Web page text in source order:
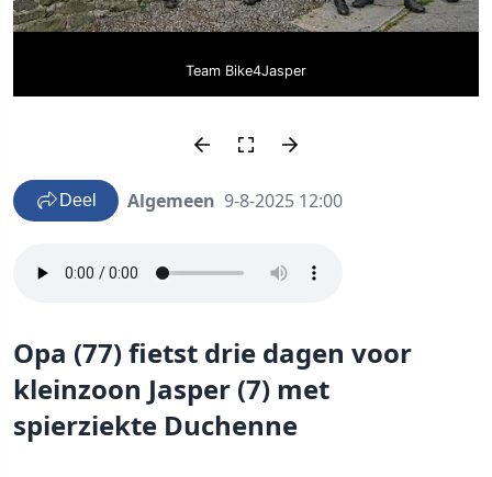
Team Bike4Jasper
Deel Algemeen 9-8-2025 12:00
Opa (77) fietst drie dagen voor
kleinzoon Jasper (7) met
spierziekte Duchenne